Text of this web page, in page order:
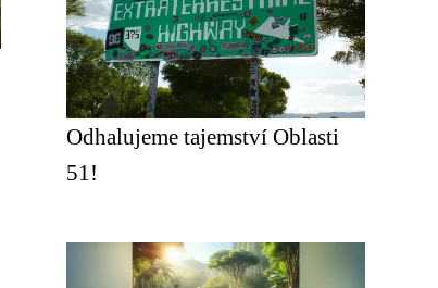
Odhalujeme tajemství Oblasti
51!